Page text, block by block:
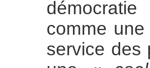
comme
service des